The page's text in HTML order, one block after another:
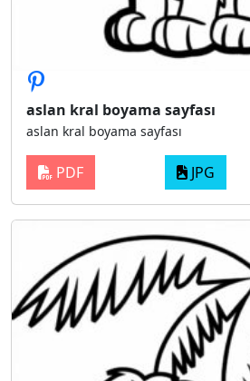
aslan kral boyama sayfası
aslan kral boyama sayfası
PDF JPG